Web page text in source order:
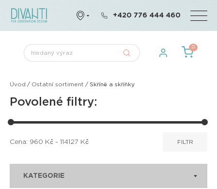
+420 776 444 460
0
Úvod / Ostatní sortiment / Skříně a skříňky
Povolené filtry:
Cena: 960 Kč - 114127 Kč FILTR
KATEGORIE